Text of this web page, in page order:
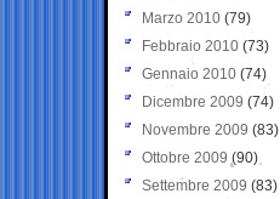
Marzo 2010 (79)
Febbraio 2010 (73)
Gennaio 2010 (74)
Dicembre 2009 (74)
Novembre 2009 (83)
Ottobre 2009 (90)
Settembre 2009 (83)